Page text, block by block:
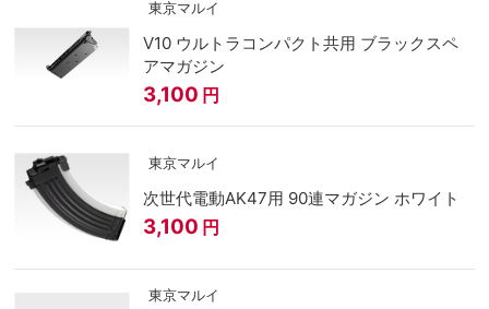
東京マルイ
V10 ウルトラコンパクト共用 ブラックスペ
アマガジン
3,100 円
東京マルイ
次世代電動AK47用 90連マガジン ホワイト
3,100 円
東京マルイ